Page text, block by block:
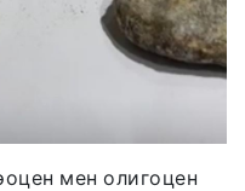
мен олигоцен